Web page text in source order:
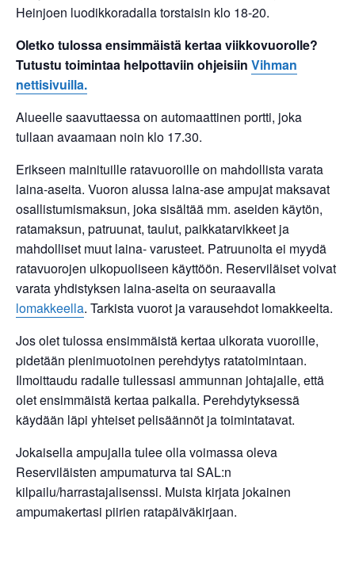
Heinjoen luodikkoradalla torstaisin klo 18-20.
Oletko tulossa ensimmäistä kertaa viikkovuorolle?
Tutustu toimintaa helpottaviin ohjeisiin Vihman
nettisivuilla.
Alueelle saavuttaessa on automaattinen portti, joka
tullaan avaamaan noin klo 17.30.
Erikseen mainituille ratavuoroille on mahdollista varata
laina-aseita. Vuoron alussa laina-ase ampujat maksavat
osallistumismaksun, joka sisältää mm. aseiden käytön,
ratamaksun, patruunat, taulut, paikkatarvikkeet ja
mahdolliset muut laina- varusteet. Patruunoita ei myydä
ratavuorojen ulkopuoliseen käyttöön. Reserviläiset voivat
varata yhdistyksen laina-aseita on seuraavalla
lomakkeella. Tarkista vuorot ja varausehdot lomakkeelta.
Jos olet tulossa ensimmäistä kertaa ulkorata vuoroille,
pidetään pienimuotoinen perehdytys ratatoimintaan.
Ilmoittaudu radalle tullessasi ammunnan johtajalle, että
olet ensimmäistä kertaa paikalla. Perehdytyksessä
käydään läpi yhteiset pelisäännöt ja toimintatavat.
Jokaisella ampujalla tulee olla voimassa oleva
Reserviläisten ampumaturva tai SAL:n
kilpailu/harrastajalisenssi. Muista kirjata jokainen
ampumakertasi piirien ratapäiväkirjaan.